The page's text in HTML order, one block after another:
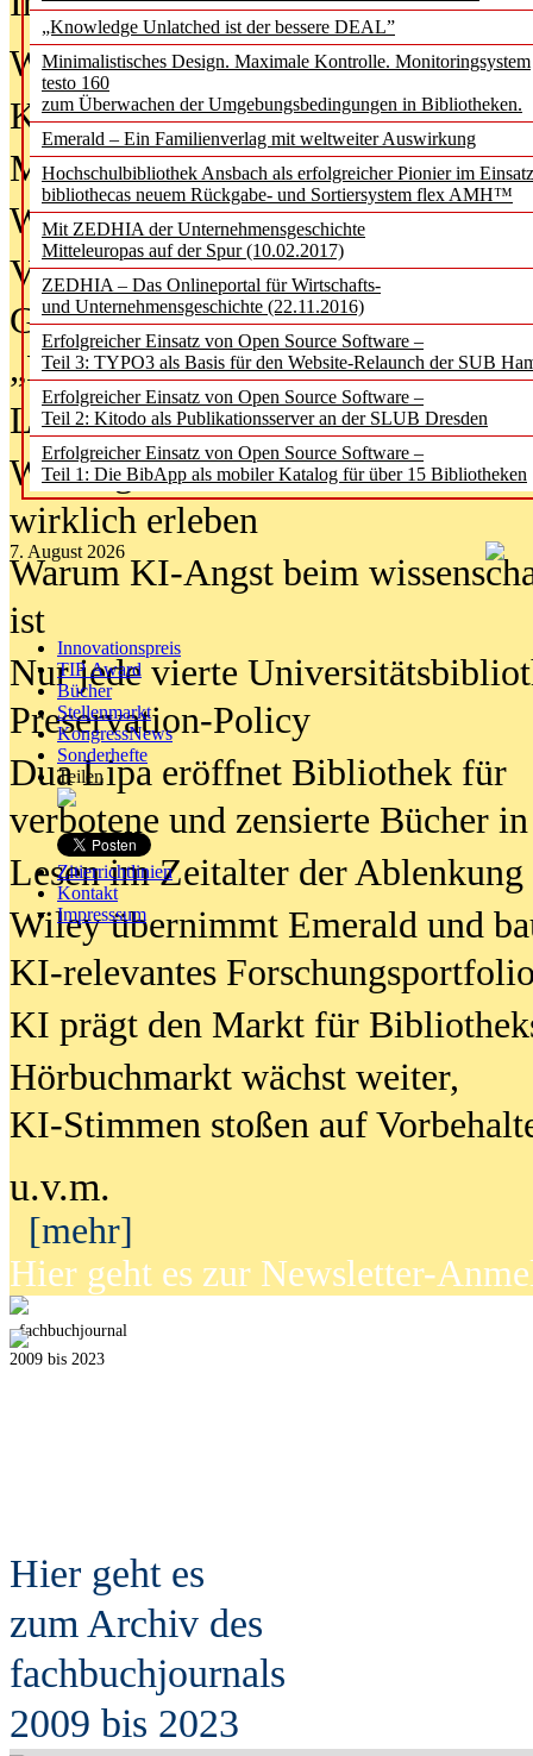
„Knowledge Unlatched ist der bessere DEAL”
Minimalistisches Design. Maximale Kontrolle. Monitoringsystem
testo 160
zum Überwachen der Umgebungsbedingungen in Bibliotheken.
Emerald – Ein Familienverlag mit weltweiter Auswirkung
Hochschulbibliothek Ansbach als erfolgreicher Pionier im
bibliothecas neuem Rückgabe- und Sortiersystem flex AMH™
Mit ZEDHIA der Unternehmensgeschichte
Mitteleuropas auf der Spur (10.02.2017)
ZEDHIA – Das Onlineportal für Wirtschafts-
und Unternehmensgeschichte (22.11.2016)
Erfolgreicher Einsatz von Open Source Software –
Teil 3: TYPO3 als Basis für den Website-Relaunch der SUB
Erfolgreicher Einsatz von Open Source Software –
Teil 2: Kitodo als Publikationsserver an der SLUB Dresden
Erfolgreicher Einsatz von Open Source Software –
Teil 1: Die BibApp als mobiler Katalog für über 15 Bibliotheken
7. August 2026
Innovationspreis
TIP Award
Bücher
Stellenmarkt
KongressNews
Sonderhefte
Teilen
Zitierrichtlinien
Kontakt
Impresssum
Was Hochschul­bibliotheken von
Kinder in der digitalen Welt
Metadaten als Infrastruktur
Wenn Bots katalogisieren
Von Abschlusskleidern bis
Geisterjagd-Ausrüstung in der
„Library of Things“ unterwegs
Lesen als Infrastrukturaufgabe
Wie Jugendliche Social Media
wirklich erleben
Warum KI-Angst beim
ist
Nur jede vierte
Preservation-Policy
Dua Lipa eröffnet Bibliothek für
verbotene und zensierte Bücher
Lesen im Zeitalter der Ablenkung
Wiley übernimmt Emerald und
KI-relevantes
KI prägt den Markt für
Hörbuchmarkt wächst weiter,
KI-Stimmen stoßen auf
u.v.m.
[mehr]
Hier geht es zur Newsletter-
fachbuchjournal
2009 bis 2023
Hier geht es
zum Archiv des
fachbuchjournals
2009 bis 2023